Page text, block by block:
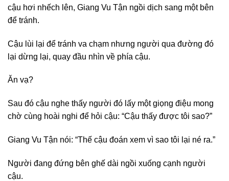
cậu hơi nhếch lên, Giang Vu Tận ngồi dịch sang một bên
để tránh.
Cậu lùi lại để tránh va chạm nhưng người qua đường đó
lại dừng lại, quay đầu nhìn về phía cậu.
Ăn vạ?
Sau đó cậu nghe thấy người đó lấy một giọng điệu mong
chờ cùng hoài nghi để hỏi cậu: “Cậu thấy được tôi sao?”
Giang Vu Tận nói: “Thế cậu đoán xem vì sao tôi lại né ra.”
Người đang đứng bên ghế dài ngồi xuống cạnh người
cậu.